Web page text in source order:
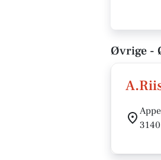
Øvrige -